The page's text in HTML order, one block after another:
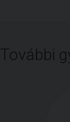
További